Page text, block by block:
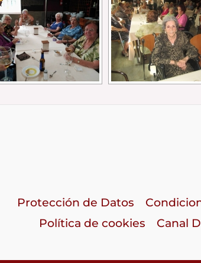
Protección de Datos
Política de cookies
Canal